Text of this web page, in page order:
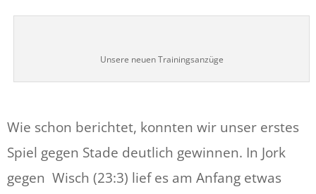
Unsere neuen Trainingsanzüge
Wie schon berichtet, konnten wir unser erstes
Spiel gegen Stade deutlich gewinnen. In Jork
gegen Wisch (23:3) lief es am Anfang etwas